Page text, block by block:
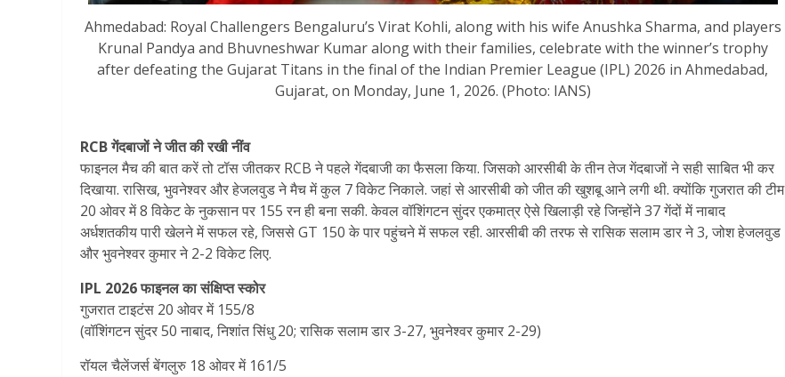
Ahmedabad: Royal Challengers Bengaluru’s Virat Kohli, along with his wife Anushka Sharma, and players
Krunal Pandya and Bhuvneshwar Kumar along with their families, celebrate with the winner’s trophy
after defeating the Gujarat Titans in the final of the Indian Premier League (IPL) 2026 in Ahmedabad,
Gujarat, on Monday, June 1, 2026. (Photo: IANS)
RCB गेंदबाजों ने जीत की रखी नींव
फाइनल मैच की बात करें तो टॉस जीतकर RCB ने पहले गेंदबाजी का फैसला किया. जिसको आरसीबी के तीन तेज गेंदबाजों ने सही साबित भी कर
दिखाया. रासिख, भुवनेश्वर और हेजलवुड ने मैच में कुल 7 विकेट निकाले. जहां से आरसीबी को जीत की खुशबू आने लगी थी. क्योंकि गुजरात की टीम
20 ओवर में 8 विकेट के नुकसान पर 155 रन ही बना सकी. केवल वॉशिंगटन सुंदर एकमात्र ऐसे खिलाड़ी रहे जिन्होंने 37 गेंदों में नाबाद
अर्धशतकीय पारी खेलने में सफल रहे, जिससे GT 150 के पार पहुंचने में सफल रही. आरसीबी की तरफ से रासिक सलाम डार ने 3, जोश हेजलवुड
और भुवनेश्वर कुमार ने 2-2 विकेट लिए.
IPL 2026 फाइनल का संक्षिप्त स्कोर
गुजरात टाइटंस 20 ओवर में 155/8
(वॉशिंगटन सुंदर 50 नाबाद, निशांत सिंधु 20; रासिक सलाम डार 3-27, भुवनेश्वर कुमार 2-29)
रॉयल चैलेंजर्स बेंगलुरु 18 ओवर में 161/5